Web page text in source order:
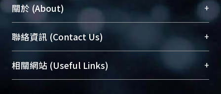
關於 (About) +
臺大位居世界頂尖大學之列，為永久珍藏及向國際
展現本校豐碩的研究成果及學術能量，圖書館整合
機構典藏（NTUR）與學術庫（AH）不同功能平
台，成為臺大學術典藏NTU scholars。期能整合研
聯絡資訊 (Contact Us) +
總館學科館員(Main Library)
醫學圖書館學科館員(Medical Library)
相關網站 (Useful Links) +